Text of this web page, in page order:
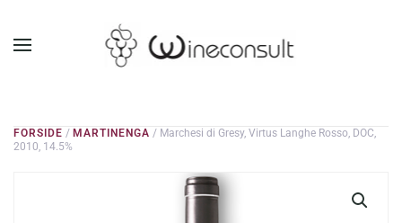
GÅ TIL HOVEDINDHOLD
FORSIDE / MARTINENGA / Marchesi di Gresy, Virtus Langhe Rosso, DOC,
2010, 14.5%